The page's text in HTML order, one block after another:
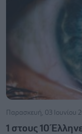
Παρασκευή, 03 Ιουνίου
1 στους 10